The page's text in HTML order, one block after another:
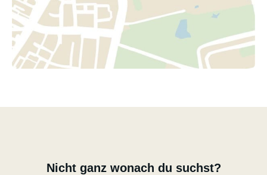
Nicht ganz wonach du suchst?